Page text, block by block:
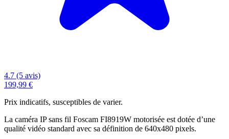
4.7 (5 avis)
199,99 €
Prix indicatifs, susceptibles de varier.
La caméra IP sans fil Foscam FI8919W motorisée est dotée d’une
qualité vidéo standard avec sa définition de 640x480 pixels.